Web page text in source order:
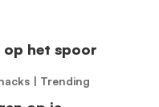
het spoor
| Trending